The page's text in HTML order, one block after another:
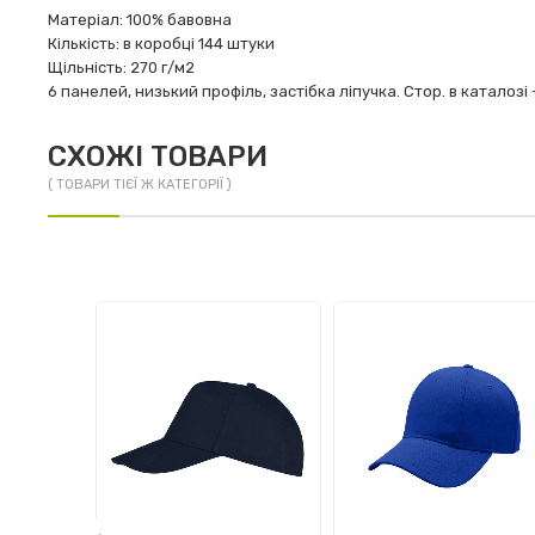
Матеріал: 100% бавовна
Кількість: в коробці 144 штуки
Щільність: 270 г/м2
6 панелей, низький профіль, застібка ліпучка. Стор. в каталозі
СХОЖІ ТОВАРИ
( ТОВАРИ ТІЄЇ Ж КАТЕГОРІЇ )